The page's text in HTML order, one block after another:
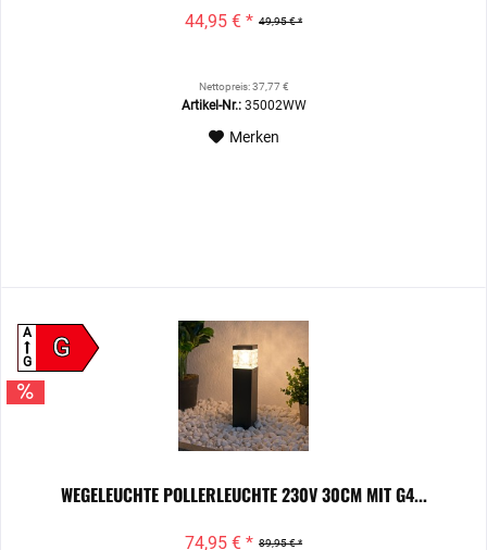
49,95 € *
44,95 € *
Nettopreis: 37,77 €
Artikel-Nr.:35002WW
Merken
G
A
G
WEGELEUCHTE POLLERLEUCHTE 230V 30CM MIT G4...
89,95 € *
74,95 € *